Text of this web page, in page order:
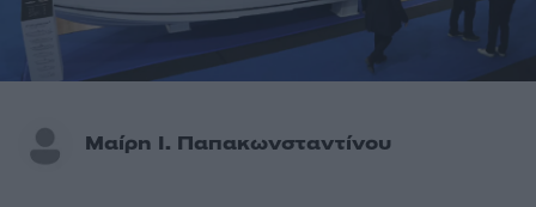
Μαίρη Ι. Παπακωνσταντίνου